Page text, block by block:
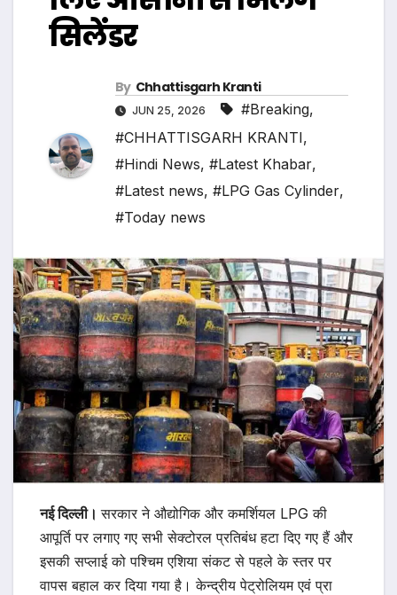
सिलेंडर
By Chhattisgarh Kranti
JUN 25, 2026 #Breaking,
#CHHATTISGARH KRANTI,
#Hindi News, #Latest Khabar,
#Latest news, #LPG Gas Cylinder,
#Today news
नई दिल्ली।सरकार ने औद्योगिक और कमर्शियल LPG की
आपूर्ति पर लगाए गए सभी सेक्टोरल प्रतिबंध हटा दिए गए हैं और
इसकी सप्लाई को पश्चिम एशिया संकट से पहले के स्तर पर
वापस बहाल कर दिया गया है। केन्द्रीय पेट्रोलियम एवं प्रा​